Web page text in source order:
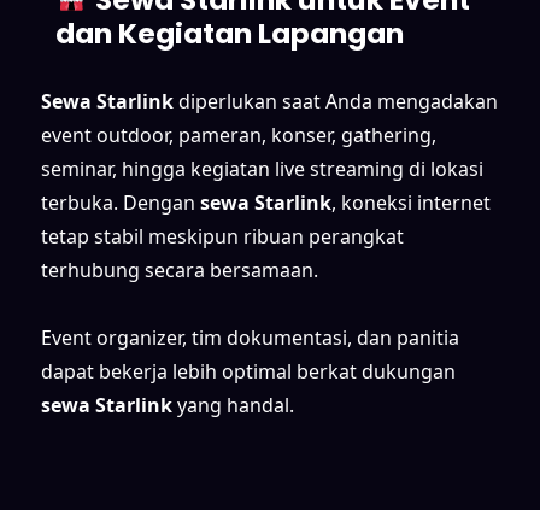
dan Kegiatan Lapangan
Sewa Starlinkdiperlukan saat Anda mengadakan
event outdoor, pameran, konser, gathering,
seminar, hingga kegiatan live streaming di lokasi
terbuka. Dengan sewa Starlink, koneksi internet
tetap stabil meskipun ribuan perangkat
terhubung secara bersamaan.
Event organizer, tim dokumentasi, dan panitia
dapat bekerja lebih optimal berkat dukungan
sewa Starlinkyang handal.